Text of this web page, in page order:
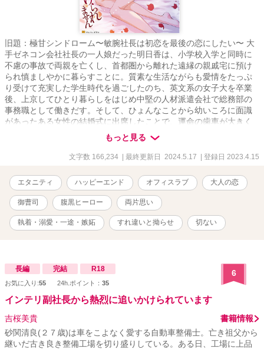
旧題：極甘シンドローム〜敏腕社長は初恋を最後の恋にしたい〜 大
手ゼネコン会社社長の一人娘だった明日香は、小学校入学と同時に
不慮の事故で両親を亡くし、首都圏から離れた遠縁の親戚宅に預け
られ慎ましやかに暮らすことに。質素な生活ながらも愛情をたっぷ
り受けて充実した学生時代を過ごしたのち、英文系の女子大を卒業
後、上京してひとり暮らしをはじめ中堅の人材派遣会社で総務部の
事務職として働きだす。そして、ひょんなことから幼いころに面識
があったある女性の結婚式に出席したことで、運命の歯車が大きく
動きだしてしまい――？ ＊＊＊ ドＳで策士な腹黒御曹司×元令嬢
OLが紡ぐ、甘酸っぱい初恋ロマンス ＊＊＊ ◎作中に出てくる企
業名、施設・地域名、登場人物が持つ知識等は創作上のフィクショ
定していません) ※著者既作「(エタニティブックス)俺様エリートは
独占欲全開で愛と快楽に溺れさせる」のサブキャラクター、
「【R18】音のない夜に」のヒーローがそれぞれ名前だけ登場します
が、もちろんこちら単体のみでもお楽しみいただけます。彼らをご
存知の方はくすっとしていただけたら嬉しいです ※著者が読みたい
だけの性癖を詰め込んだ三人称一元視点習作です
もっと見る
文字数 166,234 | 最終更新日 2024.5.17 | 登録日 2023.4.15
エタニティ ハッピーエンド オフィスラブ 大人の恋
御曹司 腹黒ヒーロー 両片思い
執着・溺愛・一途・嫉妬 すれ違いと拗らせ 切ない
長編 完結 R18
お気に入り:55 24h.ポイント： 35
6
インテリ副社長から熱烈に追いかけられています
吉桜美貴
書籍情報
砂関清良(２７歳)は車をこよなく愛する自動車整備士。亡き祖父から
継いだ古き良き整備工場を切り盛りしている。ある日、工場に上品